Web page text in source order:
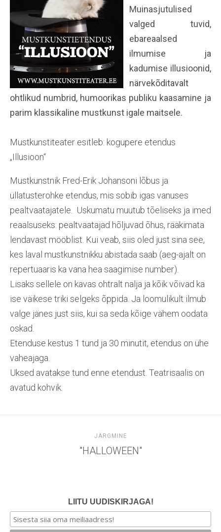
Muinasjutulised
valged tuvid,
ebareaalsed
ilmumise ja
kadumise illusioonid,
närvekõditavalt
ohtlikud numbrid, humoorikas publiku kaasamine ja
parim klassikaline mustkunst igale maitsele.
Mustkunstiteater esitleb: kogupere etendus
„Illusioon“
Mustkunstnik Fred-Erik Johansoni lõbus ja
üllatusterohke etendus, mis sobib igas vanuses
pealtvaatajatele. Uskumatu muutub tõeliseks ja imed
reaalsuseks: pealtvaatajad hõljuvad õhus, rääkimata
lendavast mööblist. Kui veab, siis oled just sina see,
kes laval mustkunstnikku abistada saab (aeg-ajalt on
repertuaaris ka vana hea saagimise number).
Lisaks sellele on kavas ohtralt nalja ja kõik võivad ka
ise väikese triki selgeks õppida. Ja loomulikult ilmub
valge jänes just siis, kui sa seda kõige vähem oodata
oskad.
Etenduse kestus 1 tund ja 30 minutit, etendus on ühe
vaheajaga.
Uksed avatakse tund enne etendust. Teatrisaalis on
avatud kohvik.
JÄRGMINE
"HALLOWEEN"
LIITU UUDISKIRJAGA!